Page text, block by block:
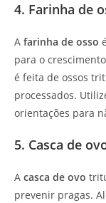
4. Farinha de
A farinha de osso
para o
é feita de ossos
processados.
orientações para
5. Casca de
A casca de ovo
prevenir pragas.